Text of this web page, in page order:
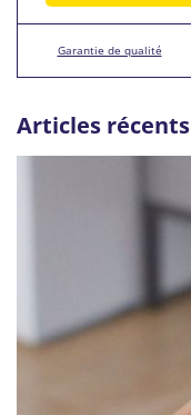
Garantie de qualité
Articles récents